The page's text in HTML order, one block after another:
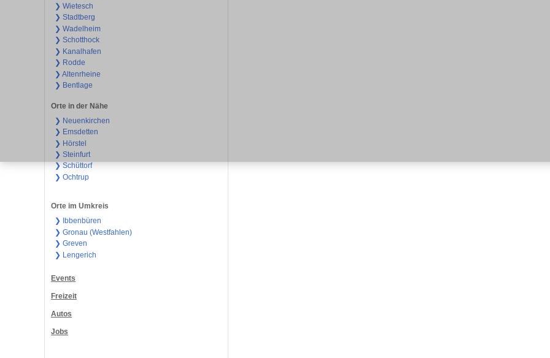
❯ Wietesch
❯ Stadtberg
❯ Wadelheim
❯ Schotthock
❯ Kanalhafen
❯ Rodde
❯ Altenrheine
❯ Bentlage
Orte in der Nähe
❯ Neuenkirchen
❯ Emsdetten
❯ Hörstel
❯ Steinfurt
❯ Schüttorf
❯ Ochtrup
Orte im Umkreis
❯ Ibbenbüren
❯ Gronau (Westfahlen)
❯ Greven
❯ Lengerich
Events
Freizeit
Autos
Jobs